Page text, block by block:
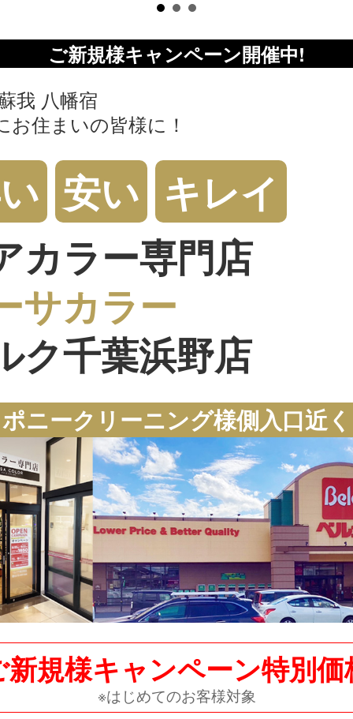
ご新規様キャンペーン開催中!
我 八幡宿
お住まいの皆様に！
安い キレイ
カラー専門店
サカラー
ク千葉浜野店
ポニークリーニング様側入口近く
新規様キャンペーン特別価
※はじめてのお客様対象